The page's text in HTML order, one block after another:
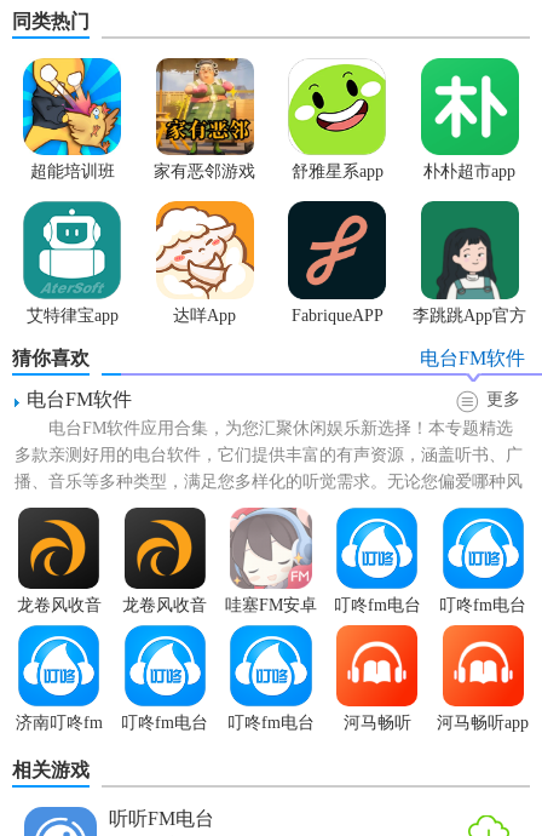
专属的收听体验。
4. 便捷操作：界面简洁明了，操作便捷，轻松实现节目搜
索、收藏、分享等功能。
【北京广播电台听听fm内容】
1. 新闻频道：包括北京新闻、国际新闻、财经新闻等，及时
获取最新资讯。
2. 音乐频道：涵盖流行音乐、古典音乐、民族音乐等，享受
音乐带来的愉悦。
3. 交通频道：提供路况信息、交通法规解读等，助力用户安
全出行。
4. 财经频道：包括股市行情、财经资讯等，帮助用户把握经
济脉搏。
5. 文化频道：涵盖历史、文学、艺术等，丰富用户的知识储
备。
【北京广播电台听听fm优势】
1. 内容丰富：涵盖多个领域，满足用户多样化需求。
2. 操作简便：界面友好，操作流畅，用户体验良好。
3. 实时更新：节目内容实时更新，确保用户收听最新节目。
4. 离线收听：支持节目下载，无网络环境下也能收听。
同类热门
超能培训班 家有恶邻游戏 舒雅星系app 朴朴超市app
艾特律宝app 达咩App FabriqueAPP
李跳跳App官方
猜你喜欢
电台FM软件
电台FM软件
更多
电台FM软件应用合集，为您汇聚休闲娱乐新选择！本专题精选
多款亲测好用的电台软件，它们提供丰富的有声资源，涵盖听书、广
播、音乐等多种类型，满足您多样化的听觉需求。无论您偏爱哪种风
格，这里都有精品资源等您...
龙卷风收音
机手机版
龙卷风收音
机最新版本
哇塞FM安卓
版
叮咚fm电台
叮咚fm电台
手机app
济南叮咚fm
叮咚fm电台
叮咚fm电台
河马畅听
河马畅听app
相关游戏
听听FM电台